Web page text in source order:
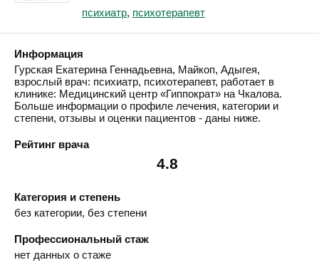
психиатр, психотерапевт
Информация
Гурская Екатерина Геннадьевна, Майкоп, Адыгея,
взрослый врач: психиатр, психотерапевт, работает в
клинике: Медицинский центр «Гиппократ» на Чкалова.
Больше информации о профиле лечения, категории и
степени, отзывы и оценки пациентов - даны ниже.
Рейтинг врача
4.8
Категория и степень
без категории, без степени
Профессиональный стаж
нет данных о стаже